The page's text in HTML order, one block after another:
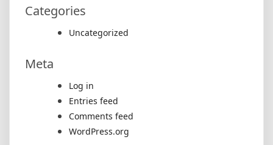
Categories
Uncategorized
Meta
Log in
Entries feed
Comments feed
WordPress.org